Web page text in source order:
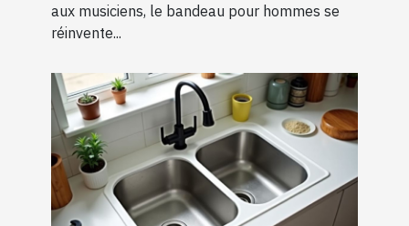
aux musiciens, le bandeau pour hommes se
réinvente...